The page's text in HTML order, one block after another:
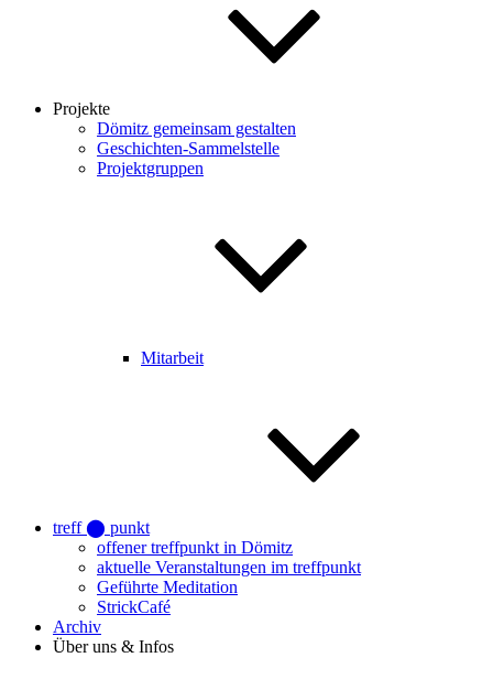
Projekte
Dömitz gemeinsam gestalten
Geschichten-Sammelstelle
Projektgruppen
Mitarbeit
treff ⬤ punkt
offener treffpunkt in Dömitz
aktuelle Veranstaltungen im treffpunkt
Geführte Meditation
StrickCafé
Archiv
Über uns & Infos